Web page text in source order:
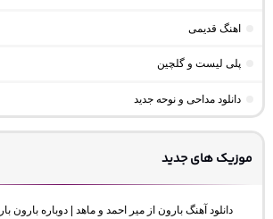
اهنگ قدیمی
پلی لیست و گلچین
دانلود مداحی و نوحه جدید
موزیک های جدید
دانلود آهنگ بارون از میر احمد و ماهد | دوباره بارون